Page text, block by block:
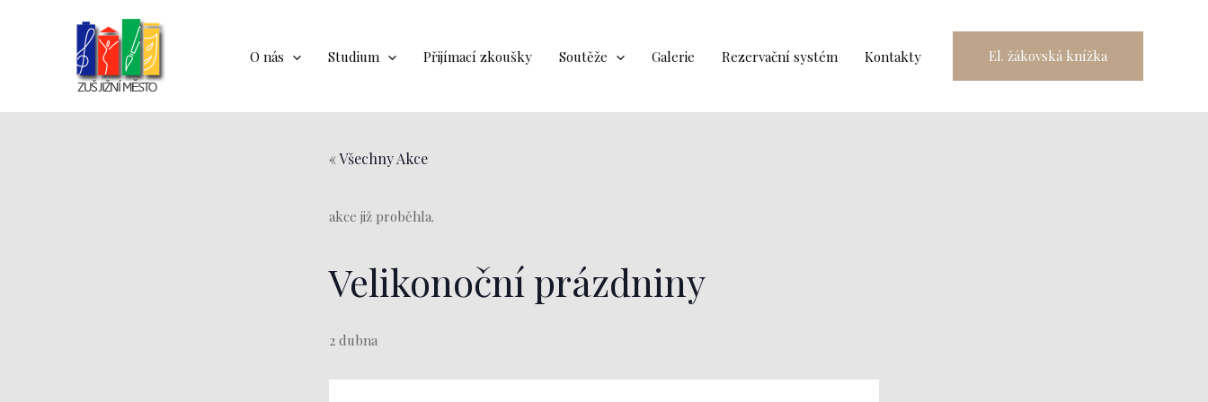
O nás Studium Přijímací zkoušky Soutěže Galerie Rezervační systém Kontakty El. žákovská knížka
« Všechny Akce
akce již proběhla.
Velikonoční prázdniny
2 dubna